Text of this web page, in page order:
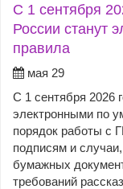
С 1 сентября
России станут
правила
мая 29
С 1 сентября 2026
электронными по
порядок работы с
подписям и
бумажных
требований